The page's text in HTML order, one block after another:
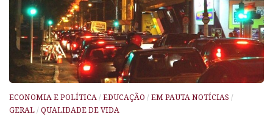
ECONOMIA E POLÍTICA / EDUCAÇÃO / EM PAUTA NOTÍCIAS /
GERAL / QUALIDADE DE VIDA